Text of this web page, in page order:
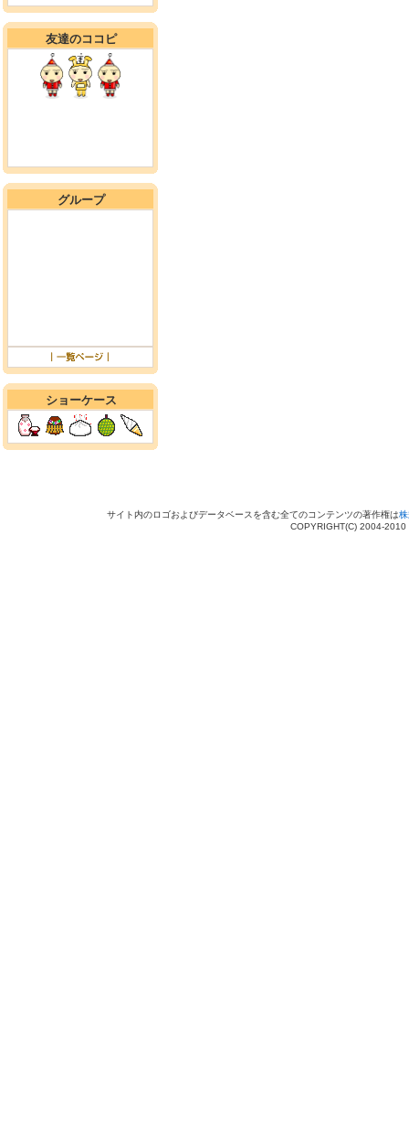
友達のココピ
グループ
ショーケース
サイト内のロゴおよびデータベースを含む全てのコンテンツの著作権は
COPYRIGHT(C) 2004-